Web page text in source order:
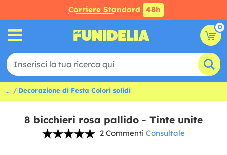
Corriere Standard 48h
0
... Decorazione di Festa Colori solidi
8 bicchieri rosa pallido - Tinte unite
2 Commenti Consultale